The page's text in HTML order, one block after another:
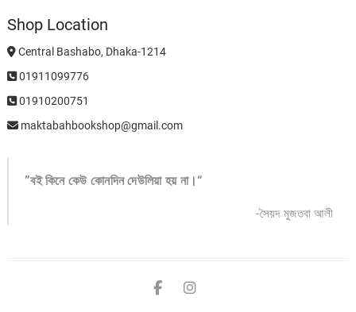
Shop Location
Central Bashabo, Dhaka-1214
01911099776
01910200751
maktabahbookshop@gmail.com
”বই কিনে কেউ কোনদিন দেউলিয়া হয় না।“
-সৈয়দ মুজতবা আলী
facebook
instagram